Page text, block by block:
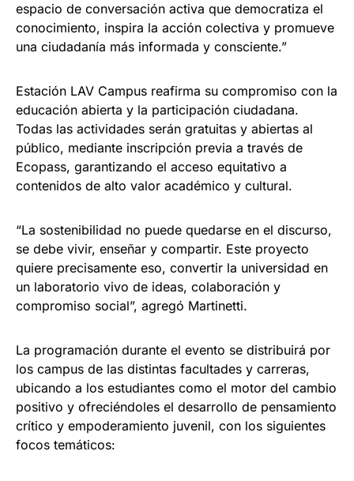
espacio de conversación activa que democratiza el
conocimiento, inspira la acción colectiva y promueve
una ciudadanía más informada y consciente.”
Estación LAV Campus reafirma su compromiso con la
educación abierta y la participación ciudadana.
Todas las actividades serán gratuitas y abiertas al
público, mediante inscripción previa a través de
Ecopass, garantizando el acceso equitativo a
contenidos de alto valor académico y cultural.
“La sostenibilidad no puede quedarse en el discurso,
se debe vivir, enseñar y compartir. Este proyecto
quiere precisamente eso, convertir la universidad en
un laboratorio vivo de ideas, colaboración y
compromiso social”, agregó Martinetti.
La programación durante el evento se distribuirá por
los campus de las distintas facultades y carreras,
ubicando a los estudiantes como el motor del cambio
positivo y ofreciéndoles el desarrollo de pensamiento
crítico y empoderamiento juvenil, con los siguientes
focos temáticos: